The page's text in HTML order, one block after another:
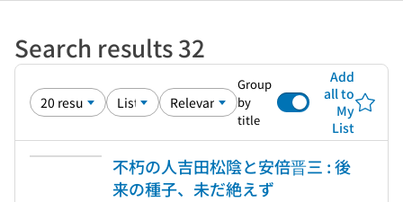
Search results 32
Group
by
title
Add
all to
My
List
不朽の人吉田松陰と安倍晋三 : 後
来の種子、未だ絶えず